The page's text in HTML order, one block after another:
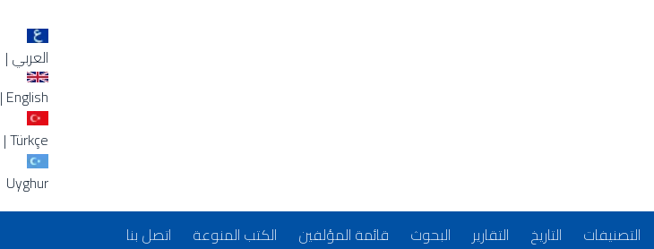
العربي |
English
|
Türkçe
|
Uyghur
التصنيفات التاريخ التقارير البحوث قائمة المؤلفين الكتب المنوعة اتصل بنا